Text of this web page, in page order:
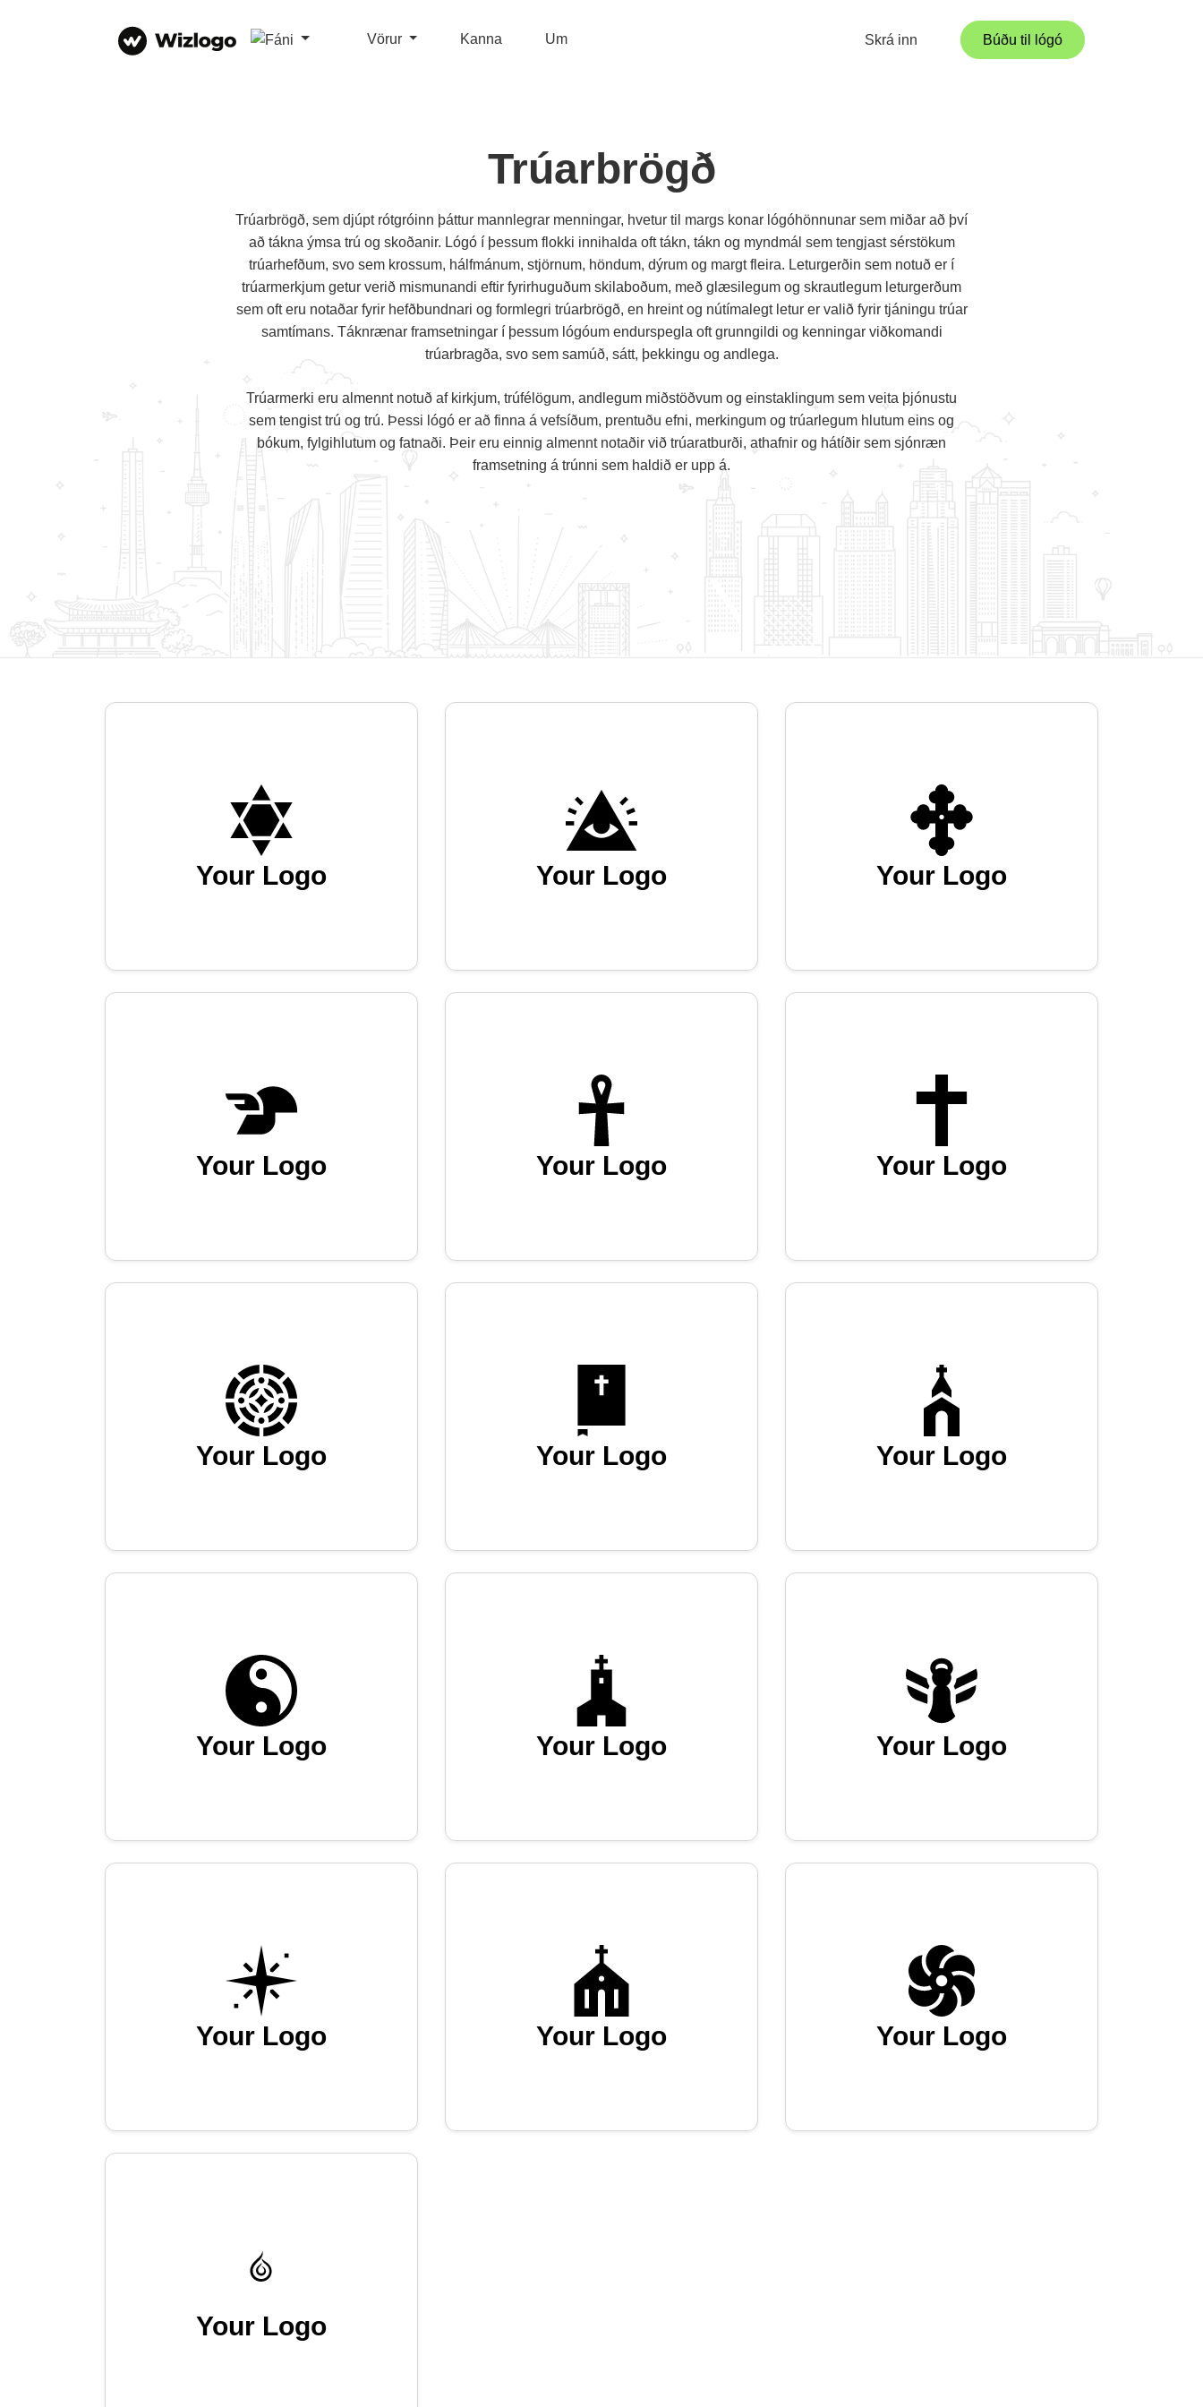
Vörur Kanna Um Skrá inn Búðu til lógó
Trúarbrögð
Trúarbrögð, sem djúpt rótgróinn þáttur mannlegrar menningar, hvetur til margs konar lógóhönnunar sem miðar að því
að tákna ýmsa trú og skoðanir. Lógó í þessum flokki innihalda oft tákn, tákn og myndmál sem tengjast sérstökum
trúarhefðum, svo sem krossum, hálfmánum, stjörnum, höndum, dýrum og margt fleira. Leturgerðin sem notuð er í
trúarmerkjum getur verið mismunandi eftir fyrirhuguðum skilaboðum, með glæsilegum og skrautlegum leturgerðum
sem oft eru notaðar fyrir hefðbundnari og formlegri trúarbrögð, en hreint og nútímalegt letur er valið fyrir tjáningu trúar
samtímans. Táknrænar framsetningar í þessum lógóum endurspegla oft grunngildi og kenningar viðkomandi
trúarbragða, svo sem samúð, sátt, þekkingu og andlega.
Trúarmerki eru almennt notuð af kirkjum, trúfélögum, andlegum miðstöðvum og einstaklingum sem veita þjónustu
sem tengist trú og trú. Þessi lógó er að finna á vefsíðum, prentuðu efni, merkingum og trúarlegum hlutum eins og
bókum, fylgihlutum og fatnaði. Þeir eru einnig almennt notaðir við trúaratburði, athafnir og hátíðir sem sjónræn
framsetning á trúnni sem haldið er upp á.
Your Logo Your Logo Your Logo
Your Logo Your Logo Your Logo
Your Logo Your Logo Your Logo
Your Logo Your Logo Your Logo
Your Logo Your Logo Your Logo
Your Logo